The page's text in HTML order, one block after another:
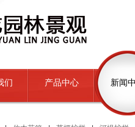
们 产品中心 新闻